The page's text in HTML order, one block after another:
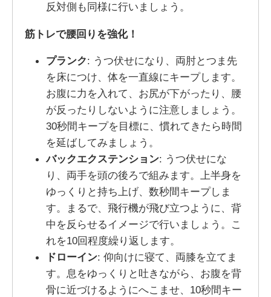
反対側も同様に行いましょう。
筋トレで腰回りを強化！
プランク: うつ伏せになり、両肘とつま先
を床につけ、体を一直線にキープします。
お腹に力を入れて、お尻が下がったり、腰
が反ったりしないように注意しましょう。
30秒間キープを目標に、慣れてきたら時間
を延ばしてみましょう。
バックエクステンション: うつ伏せにな
り、両手を頭の後ろで組みます。上半身を
ゆっくりと持ち上げ、数秒間キープしま
す。まるで、飛行機が飛び立つように、背
中を反らせるイメージで行いましょう。こ
れを10回程度繰り返します。
ドローイン: 仰向けに寝て、両膝を立てま
す。息をゆっくりと吐きながら、お腹を背
骨に近づけるようにへこませ、10秒間キー